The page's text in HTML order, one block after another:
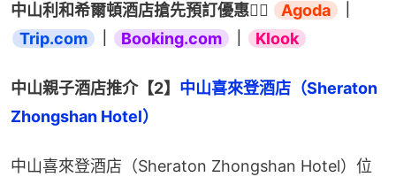
中山利和希爾頓酒店搶先預訂優惠👉🏻
Agoda
Trip.com
Booking.com Klook
中山親子酒店推介【2】 中山喜來登酒店（Sheraton
Zhongshan Hotel）
中山喜來登酒店（Sheraton Zhongshan Hotel）位